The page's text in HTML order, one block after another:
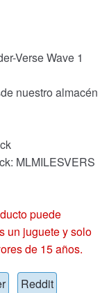
Verse Wave 1
nuestro almacén
MLMILESVERS
puede
un juguete y solo
de 15 años.
Reddit